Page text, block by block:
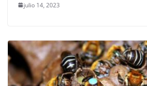
julio 14, 2023